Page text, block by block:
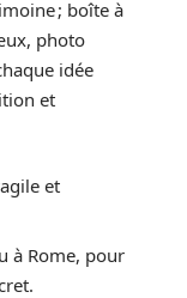
; boîte à
photo
idée
et
et
à Rome, pour